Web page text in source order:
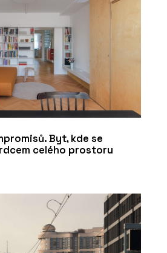
Byt, kde se
celého prostoru